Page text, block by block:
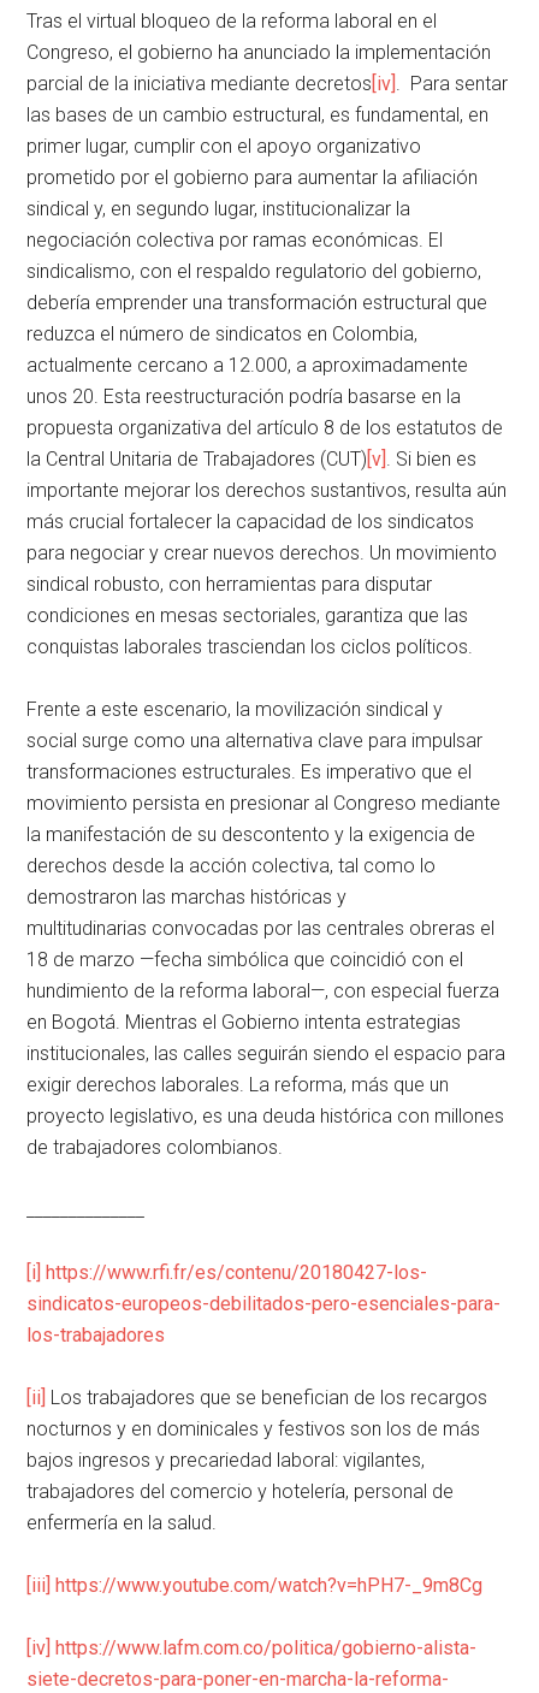
Tras el virtual bloqueo de la reforma laboral en el
Congreso, el gobierno ha anunciado la implementación
parcial de la iniciativa mediante decretos[iv]. Para sentar
las bases de un cambio estructural, es fundamental, en
primer lugar, cumplir con el apoyo organizativo
prometido por el gobierno para aumentar la afiliación
sindical y, en segundo lugar, institucionalizar la
negociación colectiva por ramas económicas. El
sindicalismo, con el respaldo regulatorio del gobierno,
debería emprender una transformación estructural que
reduzca el número de sindicatos en Colombia,
actualmente cercano a 12.000, a aproximadamente
unos 20. Esta reestructuración podría basarse en la
propuesta organizativa del artículo 8 de los estatutos de
la Central Unitaria de Trabajadores (CUT)[v]. Si bien es
importante mejorar los derechos sustantivos, resulta aún
más crucial fortalecer la capacidad de los sindicatos
para negociar y crear nuevos derechos. Un movimiento
sindical robusto, con herramientas para disputar
condiciones en mesas sectoriales, garantiza que las
conquistas laborales trasciendan los ciclos políticos.
Frente a este escenario, la movilización sindical y
social surge como una alternativa clave para impulsar
transformaciones estructurales. Es imperativo que el
movimiento persista en presionar al Congreso mediante
la manifestación de su descontento y la exigencia de
derechos desde la acción colectiva, tal como lo
demostraron las marchas históricas y
multitudinarias convocadas por las centrales obreras el
18 de marzo —fecha simbólica que coincidió con el
hundimiento de la reforma laboral—, con especial fuerza
en Bogotá. Mientras el Gobierno intenta estrategias
institucionales, las calles seguirán siendo el espacio para
exigir derechos laborales. La reforma, más que un
proyecto legislativo, es una deuda histórica con millones
de trabajadores colombianos.
[i] https://www.rfi.fr/es/contenu/20180427-los-
sindicatos-europeos-debilitados-pero-esenciales-para-
los-trabajadores
[ii] Los trabajadores que se benefician de los recargos
nocturnos y en dominicales y festivos son los de más
bajos ingresos y precariedad laboral: vigilantes,
trabajadores del comercio y hotelería, personal de
enfermería en la salud.
[iii] https://www.youtube.com/watch?v=hPH7-_9m8Cg
[iv] https://www.lafm.com.co/politica/gobierno-alista-
siete-decretos-para-poner-en-marcha-la-reforma-